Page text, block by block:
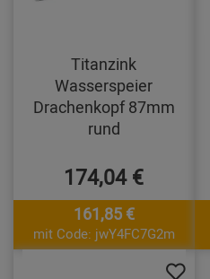
Titanzink
Wasserspeier
Drachenkopf 87mm
rund
174,04 €
161,85 €
mit Code: jwY4FC7G2m